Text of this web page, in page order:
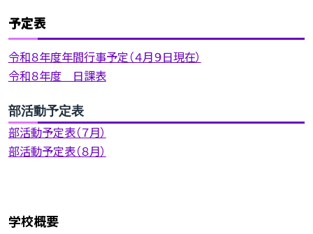
予定表
令和８年度年間行事予定（４月９日現在）
令和８年度 日課表
部活動予定表
部活動予定表（７月）
部活動予定表（８月）
学校概要